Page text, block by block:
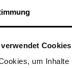
Cookies
um
der Eier
beim